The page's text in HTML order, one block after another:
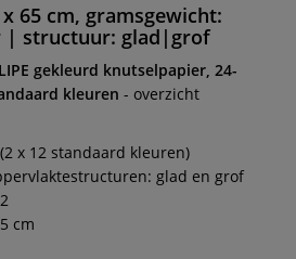
65 cm, gramsgewicht:
| structuur: glad|grof
gekleurd knutselpapier, 24-
kleuren - overzicht
x 12 standaard kleuren)
glad en grof
cm